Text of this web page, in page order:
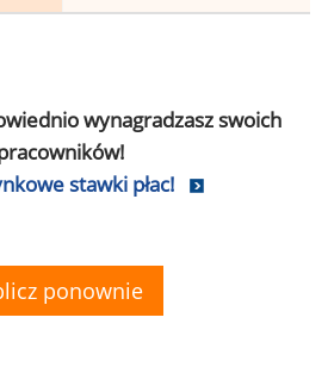
wynagradzasz swoich
stawki płac!
ponownie